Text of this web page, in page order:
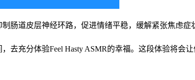
肠道皮层神经环路，促进情绪平稳，缓解紧张焦虑症
去充分体验Feel Hasty ASMR的幸福。这段体验将会